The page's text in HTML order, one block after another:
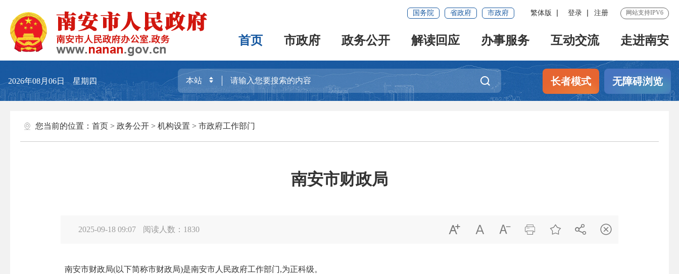
国务院 省政府 市政府 繁体版 登录 注册 网站支持IPV6
首页 市政府 政务公开 解读回应 办事服务 互动交流 走进南安
2026年08月06日 星期四 长者模式 无障碍浏览
您当前的位置： 首页 > 政务公开 > 机构设置 > 市政府工作部门
南安市财政局
2025-09-18 09:07 阅读人数： 1830       
南安市财政局(以下简称市财政局)是南安市人民政府工作部门,为正科级。